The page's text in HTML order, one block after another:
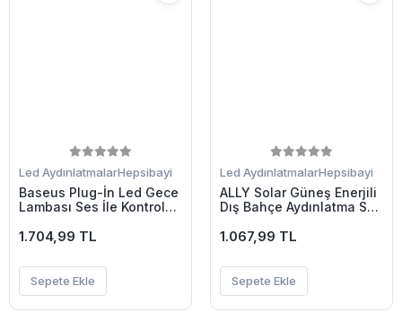
Led AydınlatmalarHepsibayi
Baseus Plug-İn Led Gece
Lambası Ses İle Kontrol
1.704,99 TL
Sepete Ekle
Led AydınlatmalarHepsibayi
ALLY Solar Güneş Enerjili
Dış Bahçe Aydınlatma Su
1.067,99 TL
Sepete Ekle